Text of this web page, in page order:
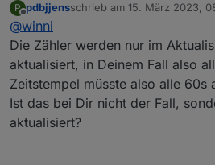
dem Update der Datenpunkt
aktualisiert. Muss jetzt leider
später genauer an.
P
Offline
pdbjjensschrieb am 15. März 2023,
zuletzt editiert von
@winni
Die Zähler werden nur im
aktualisiert, in Deinem Fall also
Zeitstempel müsste also alle 60s
Ist das bei Dir nicht der Fall,
aktualisiert?